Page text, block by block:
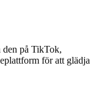
på TikTok,
för att glädja